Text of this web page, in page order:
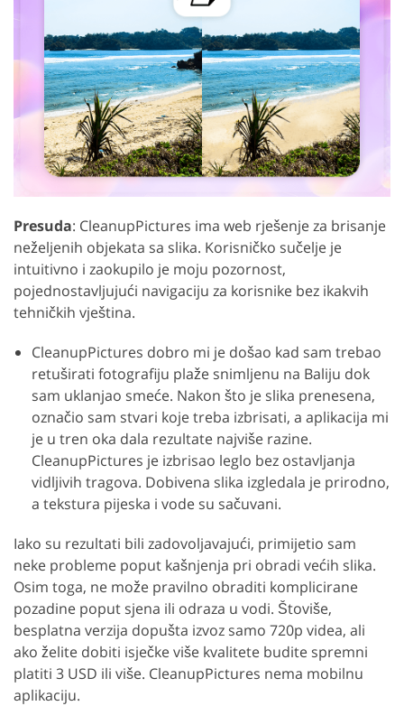
Presuda: CleanupPictures ima web rješenje za brisanje
neželjenih objekata sa slika. Korisničko sučelje je
intuitivno i zaokupilo je moju pozornost,
pojednostavljujući navigaciju za korisnike bez ikakvih
tehničkih vještina.
CleanupPictures dobro mi je došao kad sam trebao
retuširati fotografiju plaže snimljenu na Baliju dok
sam uklanjao smeće. Nakon što je slika prenesena,
označio sam stvari koje treba izbrisati, a aplikacija mi
je u tren oka dala rezultate najviše razine.
CleanupPictures je izbrisao leglo bez ostavljanja
vidljivih tragova. Dobivena slika izgledala je prirodno,
a tekstura pijeska i vode su sačuvani.
Iako su rezultati bili zadovoljavajući, primijetio sam
neke probleme poput kašnjenja pri obradi većih slika.
Osim toga, ne može pravilno obraditi komplicirane
pozadine poput sjena ili odraza u vodi. Štoviše,
besplatna verzija dopušta izvoz samo 720p videa, ali
ako želite dobiti isječke više kvalitete budite spremni
platiti 3 USD ili više. CleanupPictures nema mobilnu
aplikaciju.